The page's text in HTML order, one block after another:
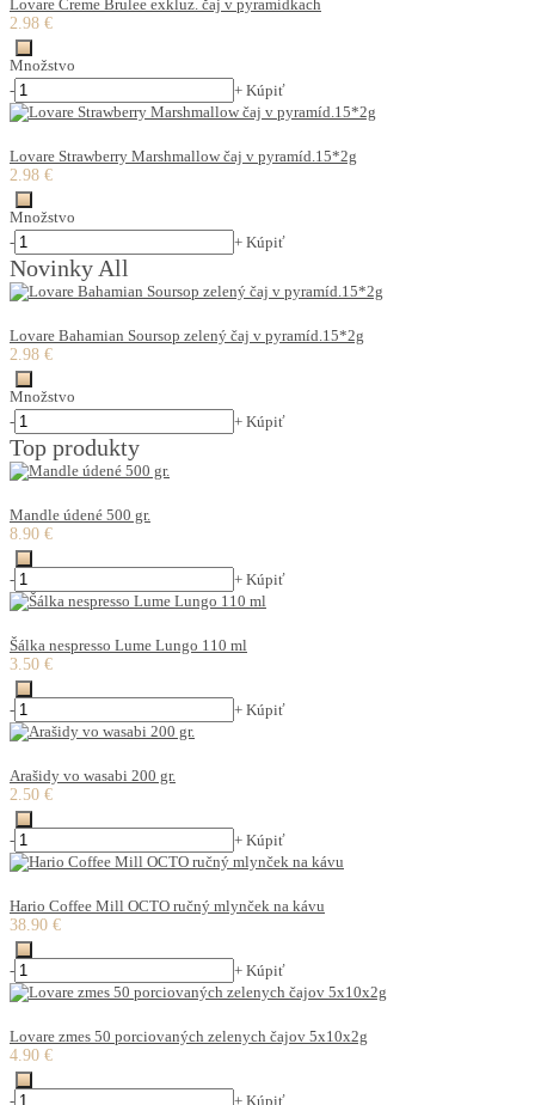
Lovare Creme Brulee exkluz. čaj v pyramídkach
2.98 €
Množstvo
-
+ Kúpiť
Lovare Strawberry Marshmallow čaj v pyramíd.15*2g
2.98 €
Množstvo
-
+ Kúpiť
Novinky All
Lovare Bahamian Soursop zelený čaj v pyramíd.15*2g
2.98 €
Množstvo
-
+ Kúpiť
Top produkty
Mandle údené 500 gr.
8.90 €
- + Kúpiť
Šálka nespresso Lume Lungo 110 ml
3.50 €
- + Kúpiť
Arašidy vo wasabi 200 gr.
2.50 €
- + Kúpiť
Hario Coffee Mill OCTO ručný mlynček na kávu
38.90 €
- + Kúpiť
Lovare zmes 50 porciovaných zelenych čajov 5x10x2g
4.90 €
- + Kúpiť